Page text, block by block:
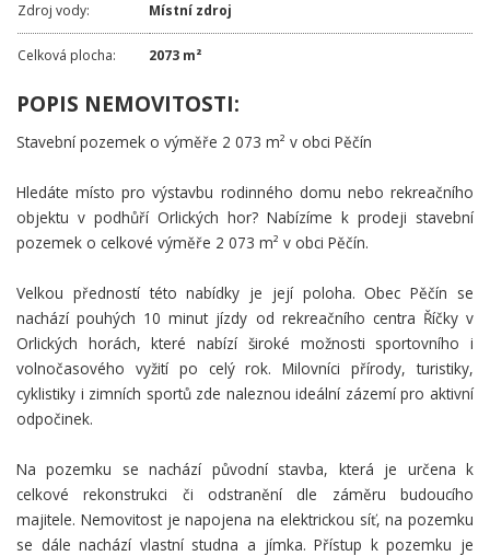
Zdroj vody: Místní zdroj
Celková plocha: 2073 m²
POPIS NEMOVITOSTI:
Stavební pozemek o výměře 2 073 m² v obci Pěčín
Hledáte místo pro výstavbu rodinného domu nebo rekreačního
objektu v podhůří Orlických hor? Nabízíme k prodeji stavební
pozemek o celkové výměře 2 073 m² v obci Pěčín.
Velkou předností této nabídky je její poloha. Obec Pěčín se
nachází pouhých 10 minut jízdy od rekreačního centra Říčky v
Orlických horách, které nabízí široké možnosti sportovního i
volnočasového vyžití po celý rok. Milovníci přírody, turistiky,
cyklistiky i zimních sportů zde naleznou ideální zázemí pro aktivní
odpočinek.
Na pozemku se nachází původní stavba, která je určena k
celkové rekonstrukci či odstranění dle záměru budoucího
majitele. Nemovitost je napojena na elektrickou síť, na pozemku
se dále nachází vlastní studna a jímka. Přístup k pozemku je